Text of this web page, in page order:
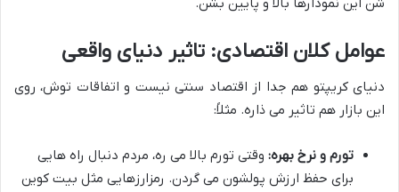
عوامل کلان اقتصادی: تاثیر دنیای واقعی
دنیای کریپتو هم جدا از اقتصاد سنتی نیست و اتفاقات توش، روی
این بازار هم تاثیر می ذاره. مثلاً:
تورم و نرخ بهره: وقتی تورم بالا می ره، مردم دنبال راه هایی
برای حفظ ارزش پولشون می گردن. رمزارزهایی مثل بیت کوین